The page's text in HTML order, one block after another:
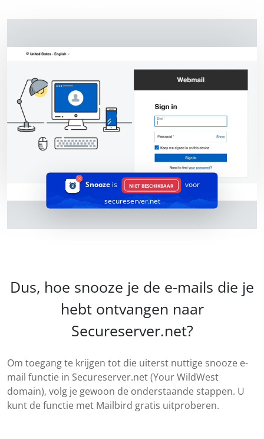
Snooze is NIET BESCHIKBAAR
voor
secureserver.net
Dus, hoe snooze je de e-mails die je
hebt ontvangen naar
Secureserver.net?
Om toegang te krijgen tot die uiterst nuttige snooze e-
mail functie in Secureserver.net (Your WildWest
domain), volg je gewoon de onderstaande stappen. U
kunt de functie met Mailbird gratis uitproberen.